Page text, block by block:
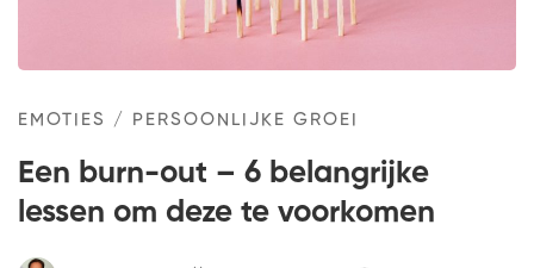
EMOTIES / PERSOONLIJKE GROEI
Een burn-out – 6 belangrijke
lessen om deze te voorkomen